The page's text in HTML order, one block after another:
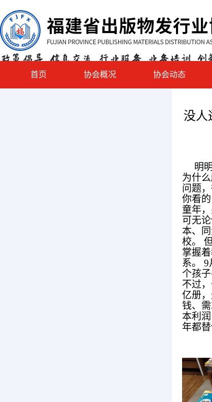
首页 协会概况 协会动态
没人
明
为什
问题
你看
童年
可无
本、
校。
掌握
系。
个孩
不过
亿册
钱、
本利
年都替